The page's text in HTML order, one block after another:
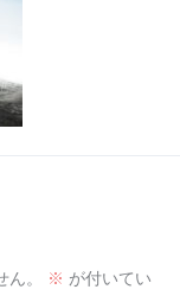
。 ※ が付いてい